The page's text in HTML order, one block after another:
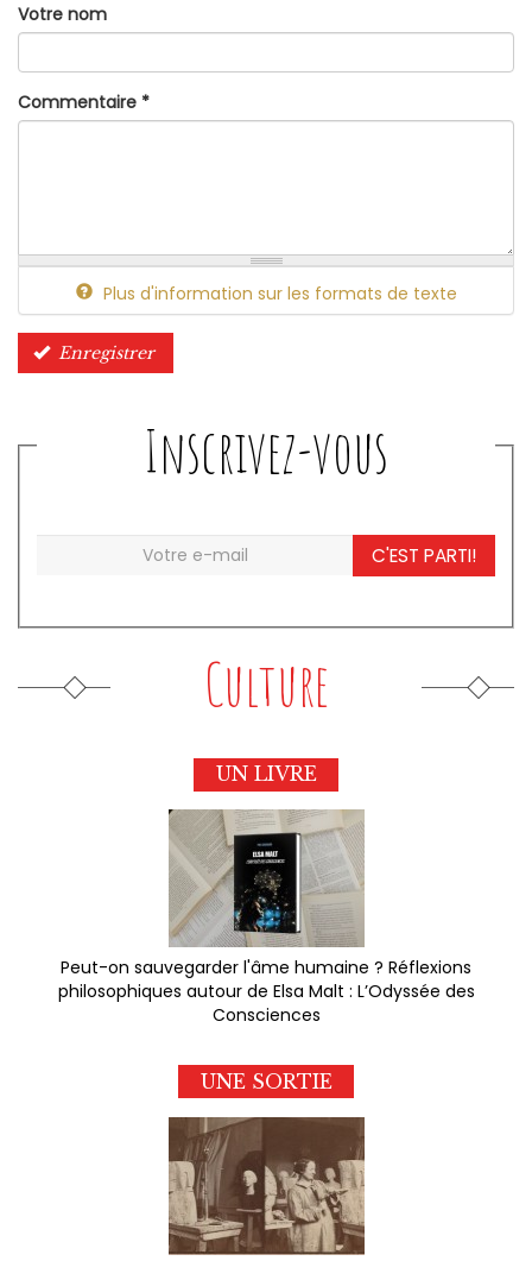
Votre nom
Commentaire *
Plus d'information sur les formats de texte
Enregistrer
Inscrivez-vous
C'EST PARTI!
Culture
UN LIVRE
Peut-on sauvegarder l'âme humaine ? Réflexions
philosophiques autour de Elsa Malt : L’Odyssée des
Consciences
UNE SORTIE